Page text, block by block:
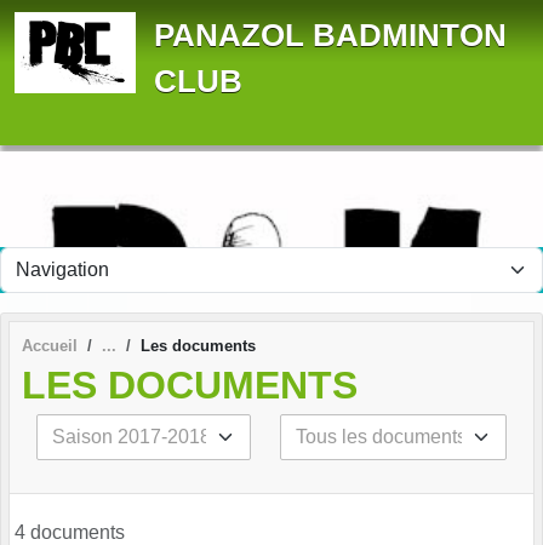
PANAZOL BADMINTON
CLUB
Accueil Les documents
LES DOCUMENTS
4 documents
Panneau de gestion des cookies